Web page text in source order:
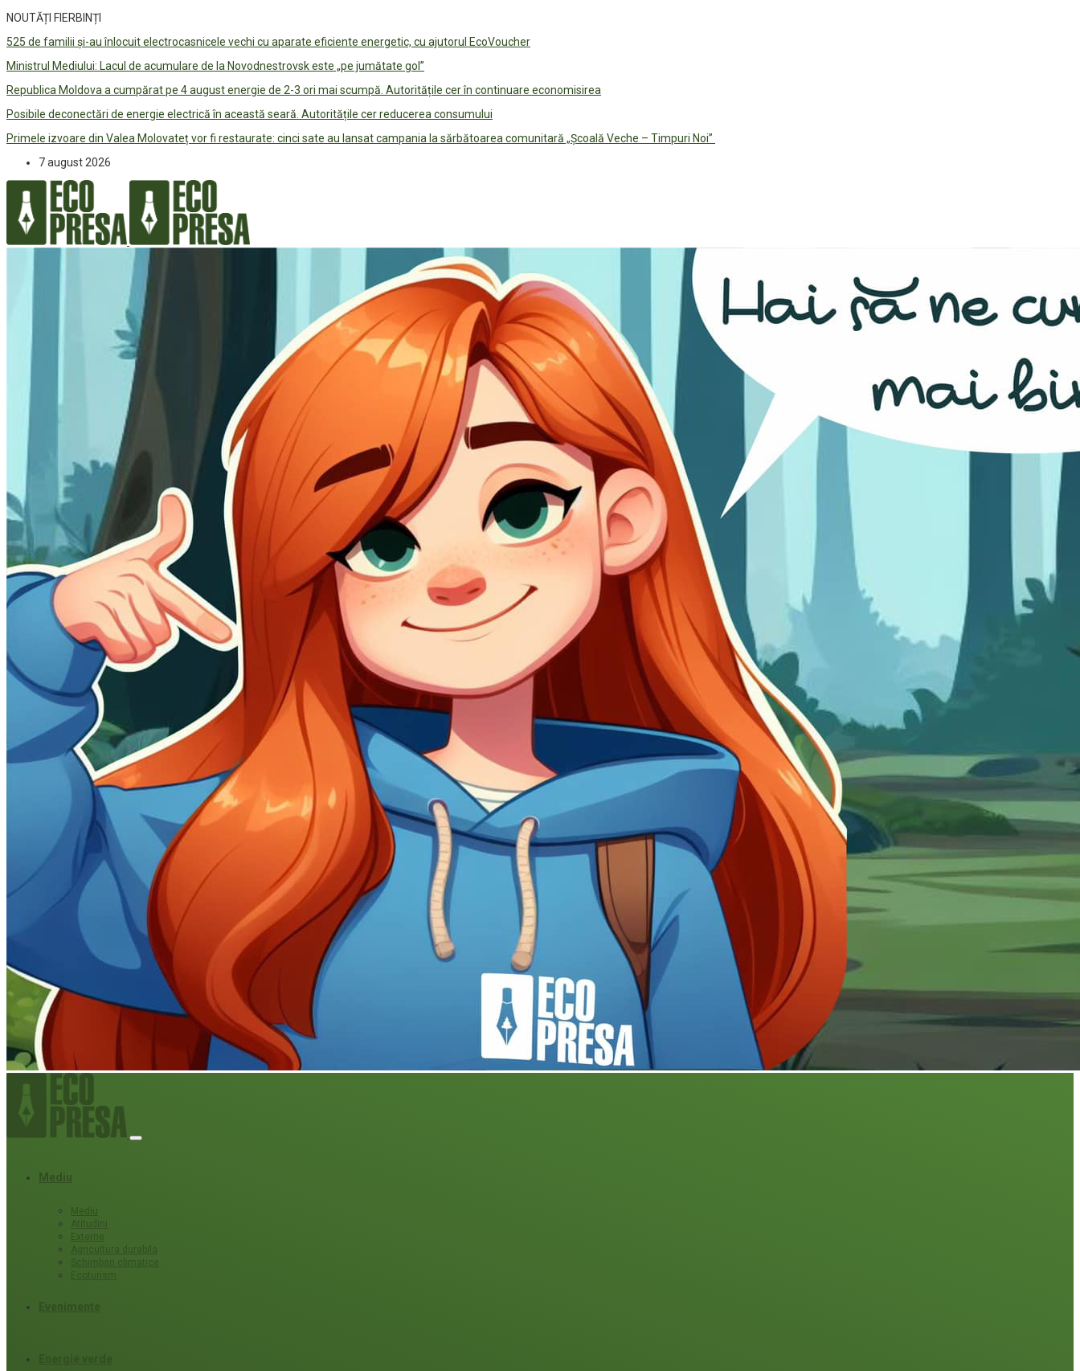
NOUTĂȚI FIERBINȚI
525 de familii și-au înlocuit electrocasnicele vechi cu aparate eficiente energetic, cu ajutorul EcoVoucher
Ministrul Mediului: Lacul de acumulare de la Novodnestrovsk este „pe jumătate gol”
Republica Moldova a cumpărat pe 4 august energie de 2-3 ori mai scumpă. Autoritățile cer în continuare economisirea
Posibile deconectări de energie electrică în această seară. Autoritățile cer reducerea consumului
Primele izvoare din Valea Molovateț vor fi restaurate: cinci sate au lansat campania la sărbătoarea comunitară „Școală Veche – Timpuri Noi”
7 august 2026
Mediu
Mediu
Atitudini
Externe
Agricultura durabila
Schimbari climatice
Ecoturism